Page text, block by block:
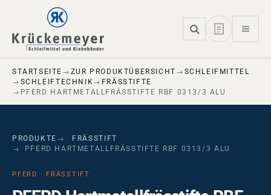
Skip to main navigation
Skip to main content
Skip to page footer
STARTSEITE ZUR PRODUKTÜBERSICHT
SCHLEIFMITTEL
SCHLEIFTECHNIK
FRÄSSTIFTE
PFERD HARTMETALLFRÄSSTIFTE RBF 0313/3 ALU
PRODUKTE
FRÄSSTIFT
PFERD HARTMETALLFRÄSSTIFTE RBF 0313/3 ALU
PFERD · FRÄSSTIFT